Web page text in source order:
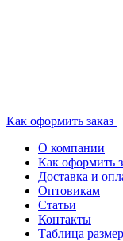
Как оформить заказ
О компании
Как оформить
Доставка и
Оптовикам
Статьи
Контакты
Таблица